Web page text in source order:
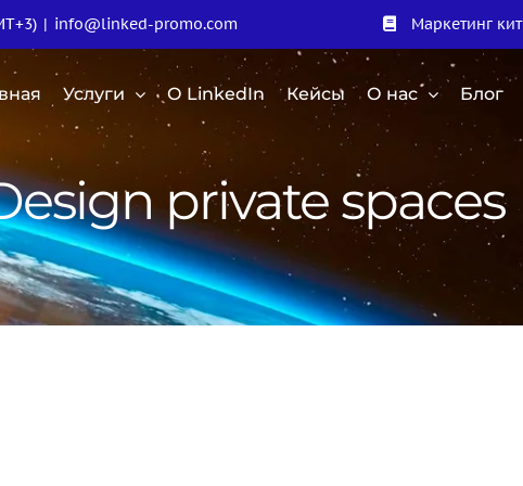
| info@linked-promo.com Маркетинг кит
Услуги О LinkedIn Кейсы О нас Блог
private spaces